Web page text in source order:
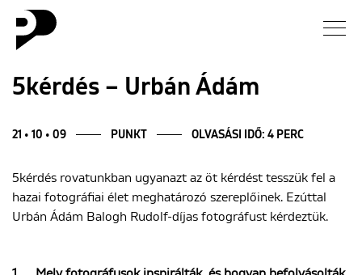
Hírek
Esszé
5kérdés – Urbán Ádám
21 • 10 • 09 PUNKT OLVASÁSI IDŐ: 4 PERC
5kérdés rovatunkban ugyanazt az öt kérdést tesszük fel a
hazai fotográfiai élet meghatározó szereplőinek. Ezúttal
Urbán Ádám Balogh Rudolf-díjas fotográfust kérdeztük.